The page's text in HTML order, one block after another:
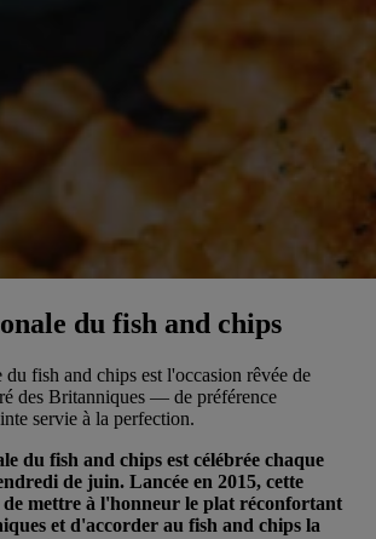
du fish and chips
du fish and chips est l'occasion rêvée de
des Britanniques — de préférence
servie à la perfection.
du fish and chips est célébrée chaque
de juin. Lancée en 2015, cette
mettre à l'honneur le plat réconfortant
et d'accorder au fish and chips la